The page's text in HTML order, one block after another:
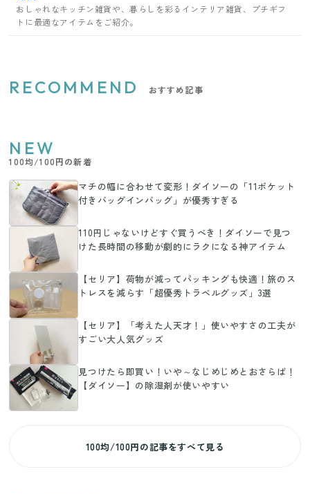
おしゃれなキッチン雑貨や、暮らしを彩るインテリア雑貨、プチギフ
トに最適なアイテムをご紹介。
RECOMMEND おすすめ記事
NEW
100均/100円の新着
マチの幅に合わせて変形！ダイソーの「11ポケット
付きバッグインバッグ」が優秀すぎる
110円じゃないけどすぐ買うべき！ダイソーで見つ
けた長時間の移動が劇的にラクになる神アイテム
【セリア】荷物が減ってパッキングも快適！旅のス
トレスを減らす「超優秀トラベルグッズ」3選
【セリア】「考えた人天才！」使いやすさの工夫が
すごい大人気グッズ
見つけたら即買い！いや～なじめじめとおさらば！
【ダイソー】の除湿剤が使いやすい
100均/100円の記事をすべて見る